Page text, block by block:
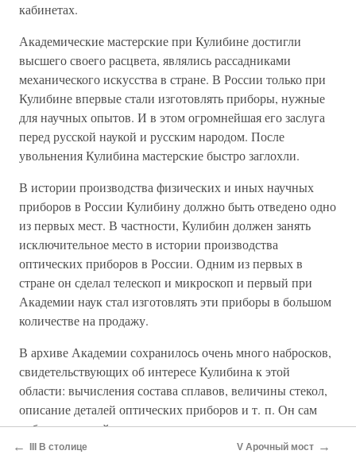
кабинетах.
Академические мастерские при Кулибине достигли
высшего своего расцвета, являлись рассадниками
механического искусства в стране. В России только при
Кулибине впервые стали изготовлять приборы, нужные
для научных опытов. И в этом огромнейшая его заслуга
перед русской наукой и русским народом. После
увольнения Кулибина мастерские быстро заглохли.
В истории производства физических и иных научных
приборов в России Кулибину должно быть отведено одно
из первых мест. В частности, Кулибин должен занять
исключительное место в истории производства
оптических приборов в России. Одним из первых в
стране он сделал телескоп и микроскоп и первый при
Академии наук стал изготовлять эти приборы в большом
количестве на продажу.
В архиве Академии сохранилось очень много набросков,
свидетельствующих об интересе Кулибина к этой
области: вычисления состава сплавов, величины стекол,
описание деталей оптических приборов и т. п. Он сам
наблюдал в свой телескоп движение планет, интересуясь
астрономией. Сохранилось его «Описание
← III В столице V Арочный мост →